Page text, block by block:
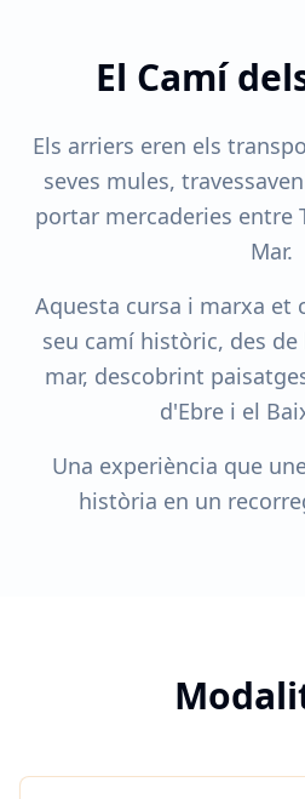
El Camí
Els arriers eren els
seves mules,
portar mercaderies entre
Mar.
Aquesta cursa i marxa et
seu camí històric, des
mar, descobrint
d'Ebre i el
Una experiència que
història en un